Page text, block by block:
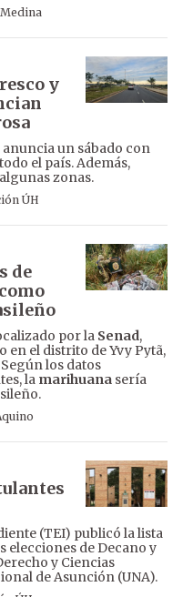
y
un sábado con
el país. Además,
zonas.
ÚH
de
por la Senad,
el distrito de Yvy Pytã,
Según los datos
la marihuana sería
(TEI) publicó la lista
elecciones de Decano y
y Ciencias
de Asunción (UNA).